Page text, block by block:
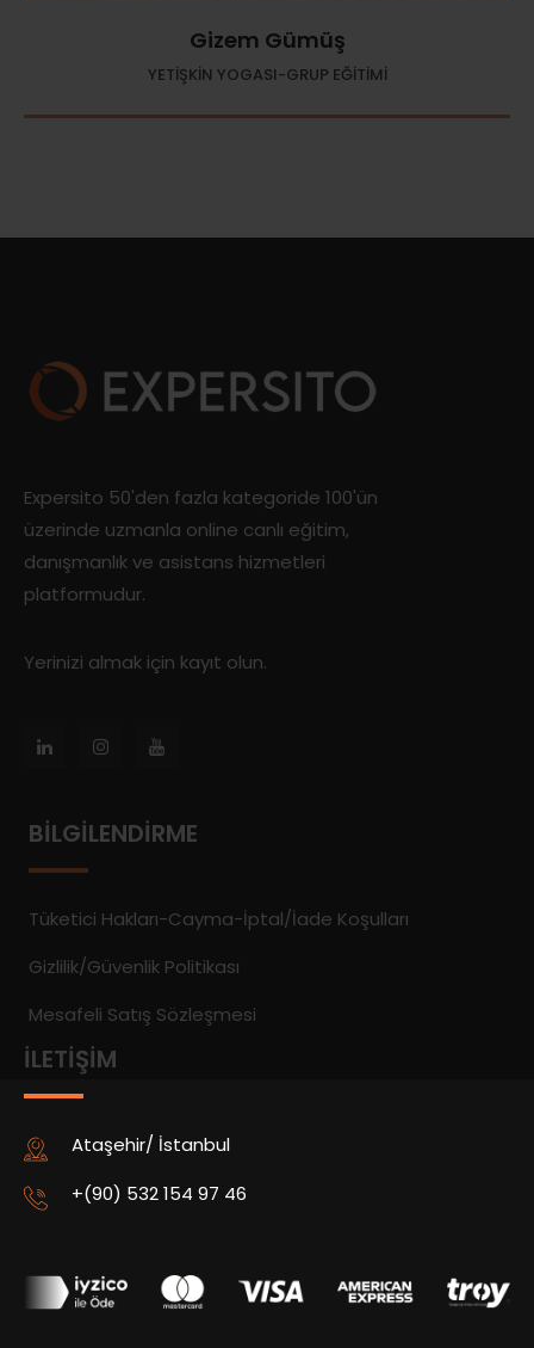
Gizem Gümüş
YETİŞKİN YOGASI-GRUP EĞİTİMİ
Expersito 50'den fazla kategoride 100'ün
üzerinde uzmanla online canlı eğitim,
danışmanlık ve asistans hizmetleri
platformudur.
Yerinizi almak için kayıt olun.
BILGILENDIRME
Tüketici Hakları-Cayma-İptal/İade Koşulları
Gizlilik/Güvenlik Politikası
Mesafeli Satış Sözleşmesi
İLETIŞIM
Ataşehir/ İstanbul
+(90) 532 154 97 46